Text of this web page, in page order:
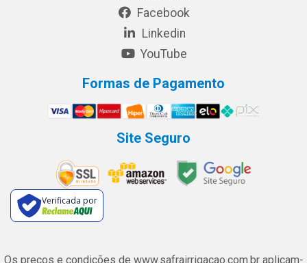
Facebook
Linkedin
YouTube
Formas de Pagamento
Site Seguro
Verificada por
Os preços e condições de www.safrairrigacao.com.br aplicam-